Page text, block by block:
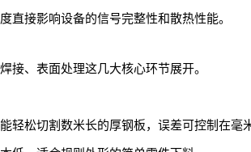
直接影响设备的信号完整性和散热性能。
接、表面处理这几大核心环节展开。
轻松切割数米长的厚钢板，误差可控制在毫